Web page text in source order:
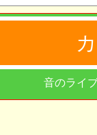
音のライ